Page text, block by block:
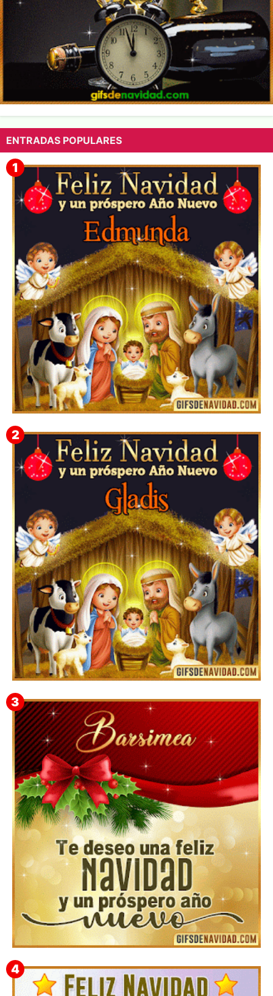
ENTRADAS POPULARES
Feliz Navidad y próspero Año Nuevo Edmunda
Feliz Navidad y próspero Año Nuevo Gladis